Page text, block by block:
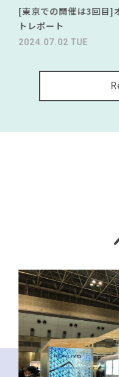
[東京での開催は3回目]
トレポート
2024.07.02 TUE